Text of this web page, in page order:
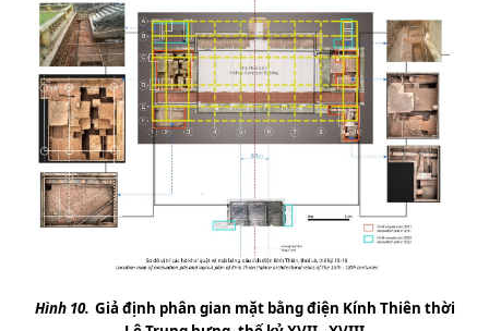
Hình 10. Giả định phân gian mặt bằng điện Kính Thiên thời